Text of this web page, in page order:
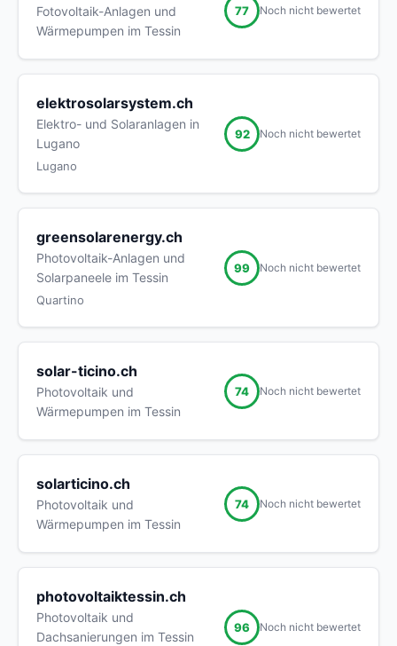
Fotovoltaik-Anlagen und
Wärmepumpen im Tessin
77 Noch nicht bewertet
elektrosolarsystem.ch
Elektro- und Solaranlagen in
Lugano
Lugano
92 Noch nicht bewertet
greensolarenergy.ch
Photovoltaik-Anlagen und
Solarpaneele im Tessin
Quartino
99 Noch nicht bewertet
solar-ticino.ch
Photovoltaik und
Wärmepumpen im Tessin
74 Noch nicht bewertet
solarticino.ch
Photovoltaik und
Wärmepumpen im Tessin
74 Noch nicht bewertet
photovoltaiktessin.ch
Photovoltaik und
Dachsanierungen im Tessin
96 Noch nicht bewertet